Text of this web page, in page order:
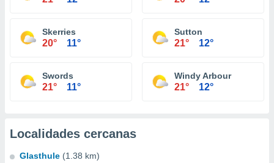
Skerries
20° 11°
Sutton
21° 12°
Swords
21° 11°
Windy Arbour
21° 12°
Localidades cercanas
Glasthule (1.38 km)